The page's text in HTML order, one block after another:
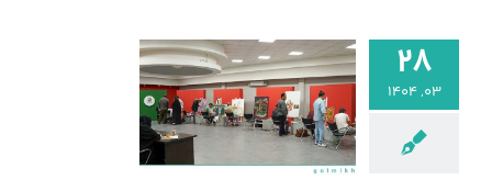
۲۸
۰۳, ۱۴۰۴